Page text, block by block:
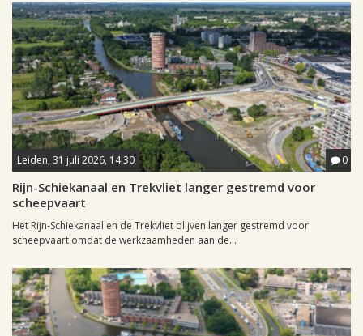
Leiden, 31 juli 2026, 14:30 0
Rijn-Schiekanaal en Trekvliet langer gestremd voor
scheepvaart
Het Rijn-Schiekanaal en de Trekvliet blijven langer gestremd voor
scheepvaart omdat de werkzaamheden aan de...